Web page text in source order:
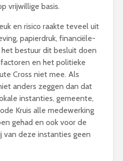
vrijwillige basis.
en risico raakte teveel uit
papierdruk, financiële-
het bestuur dit besluit doen
en het politieke
Cross niet mee. Als
anders zeggen dan dat
instanties, gemeente,
Kruis alle medewerking
gehad en ook voor de
van deze instanties geen